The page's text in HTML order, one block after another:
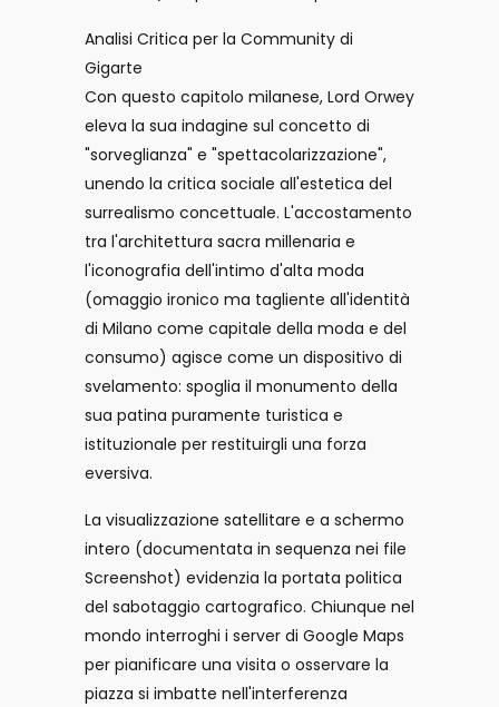
Analisi Critica per la Community di
Gigarte
Con questo capitolo milanese, Lord Orwey
eleva la sua indagine sul concetto di
"sorveglianza" e "spettacolarizzazione",
unendo la critica sociale all'estetica del
surrealismo concettuale. L'accostamento
tra l'architettura sacra millenaria e
l'iconografia dell'intimo d'alta moda
(omaggio ironico ma tagliente all'identità
di Milano come capitale della moda e del
consumo) agisce come un dispositivo di
svelamento: spoglia il monumento della
sua patina puramente turistica e
istituzionale per restituirgli una forza
eversiva.
La visualizzazione satellitare e a schermo
intero (documentata in sequenza nei file
Screenshot) evidenzia la portata politica
del sabotaggio cartografico. Chiunque nel
mondo interroghi i server di Google Maps
per pianificare una visita o osservare la
piazza si imbatte nell'interferenza